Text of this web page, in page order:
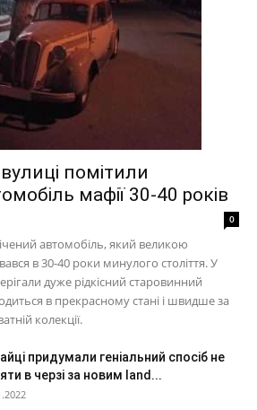
помітили
мафії 30-40 років
0
автомобіль, який великою
в 30-40 роки минулого століття. У
дуже рідкісний старовинний
в прекрасному стані і швидше за
колекції.
придумали геніальний спосіб не
в черзі за новим land...